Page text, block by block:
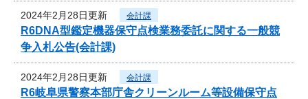
2024年2月28日更新 会計課
R6DNA型鑑定機器保守点検業務委託に関する一般競
争入札公告(会計課)
2024年2月28日更新 会計課
R6岐阜県警察本部庁舎クリーンルーム等設備保守点